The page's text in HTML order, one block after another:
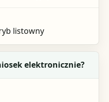
listowny
elektronicznie?